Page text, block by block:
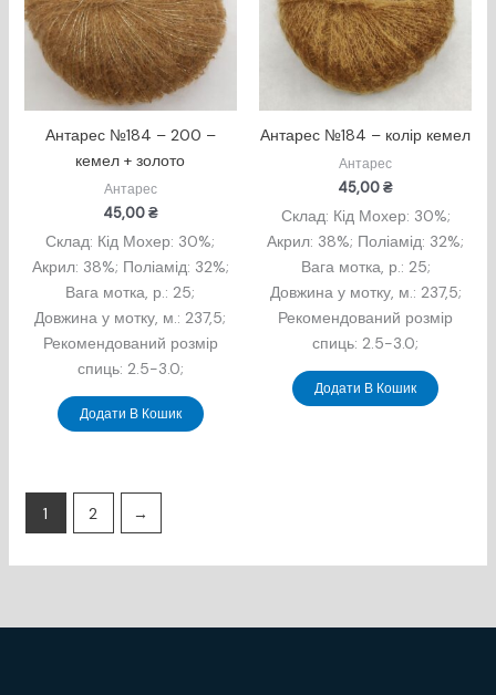
Антарес №184 – 200 –
кемел + золото
Антарес
45,00₴
Склад: Кід Мохер: 30%;
Акрил: 38%; Поліамід: 32%;
Вага мотка, р.: 25;
Довжина у мотку, м.: 237,5;
Рекомендований розмір
спиць: 2.5-3.0;
Додати В Кошик
Антарес №184 – колір кемел
Антарес
45,00₴
Склад: Кід Мохер: 30%;
Акрил: 38%; Поліамід: 32%;
Вага мотка, р.: 25;
Довжина у мотку, м.: 237,5;
Рекомендований розмір
спиць: 2.5-3.0;
Додати В Кошик
1 2 →